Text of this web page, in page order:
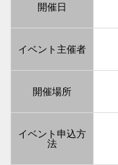
開催日
イベント主催者
開催場所
イベント申込方
法